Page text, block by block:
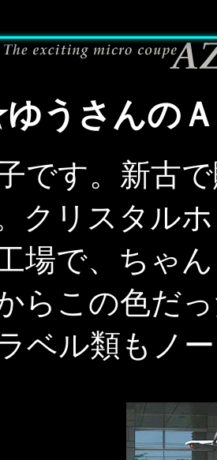
うさんの
です。新古
クリスタル
場で、ちゃ
らこの色だ
ベル類もノ